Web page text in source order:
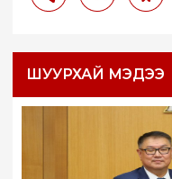
ШУУРХАЙ МЭДЭЭ